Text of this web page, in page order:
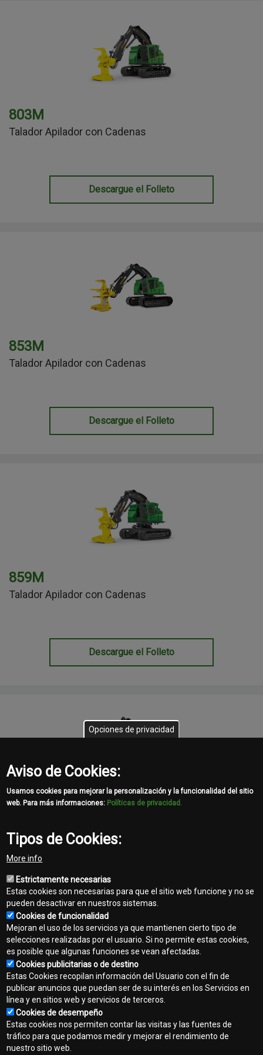
803M
Talador Apilador con Cadenas
Descargue el Folleto
853M
Talador Apilador con Cadenas
Descargue el Folleto
859M
Talador Apilador con Cadenas
Descargue el Folleto
903M
Descargue el Folleto
template-
agro
Footer
menu
Contacto
Mapa del sitio
Normas de privacidad
Aviso legal
Opciones de privacidad
Aviso de Cookies:
Usamos cookies para mejorar la personalización y la funcionalidad del sitio
web. Para más informaciones: Políticas de privacidad.
Tipos de Cookies:
More info
Estrictamente necesarias
Estas cookies son necesarias para que el sitio web funcione y no se
pueden desactivar en nuestros sistemas.
Cookies de funcionalidad
Mejoran el uso de los servicios ya que mantienen cierto tipo de
selecciones realizadas por el usuario. Si no permite estas cookies,
es posible que algunas funciones se vean afectadas.
Cookies publicitarias o de destino
Estas Cookies recopilan información del Usuario con el fin de
publicar anuncios que puedan ser de su interés en los Servicios en
línea y en sitios web y servicios de terceros.
Cookies de desempeño
Estas cookies nos permiten contar las visitas y las fuentes de
tráfico para que podamos medir y mejorar el rendimiento de
nuestro sitio web.